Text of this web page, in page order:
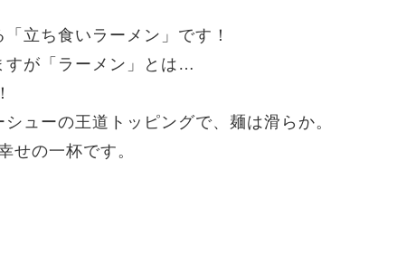
「立ち食いラーメン」です！
すが「ラーメン」とは…
ューの王道トッピングで、麺は滑らか。
せの一杯です。